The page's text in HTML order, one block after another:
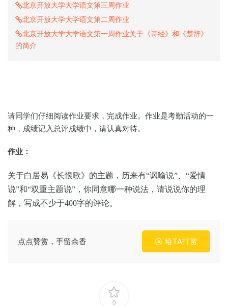
北京开放大学大学语文第三周作业
北京开放大学大学语文第二周作业
北京开放大学大学语文第一周作业关于《诗经》和《楚辞》
的简介
请同学们仔细阅读作业要求，完成作业。作业是考勤活动的一
种，成绩记入总评成绩中，请认真对待。
作业：
关于白居易《长恨歌》的主题，历来有“讽喻说”、“爱情
说”和“双重主题说”，你同意哪一种说法，请说说你的理
解，写成不少于400字的评论。
点点赞赏，手留余香 给TA打赏
0